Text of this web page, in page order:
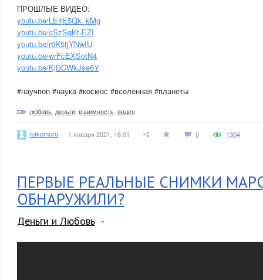
ПРОШЛЫЕ ВИДЕО:
youtu.be/LE4E5Qk_kMg
youtu.be/cSzSqKt-EZI
youtu.be/r6K5tjYNwIU
youtu.be/wrFcEXSotN4
youtu.be/KjDCWkJse6Y
#научпоп #наука #космос #вселенная #планеты
любовь деньги взаимность видео
nakompro 1 января 2021, 16:01 0 1304
ПЕРВЫЕ РЕАЛЬНЫЕ СНИМКИ
ОБНАРУЖИЛИ?
Деньги и Любовь